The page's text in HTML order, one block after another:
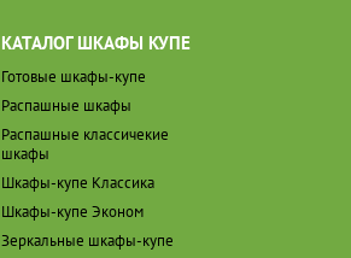
КАТАЛОГ ШКАФЫ КУПЕ
Готовые шкафы-купе
Распашные шкафы
Распашные классичекие
шкафы
Шкафы-купе Классика
Шкафы-купе Эконом
Зеркальные шкафы-купе